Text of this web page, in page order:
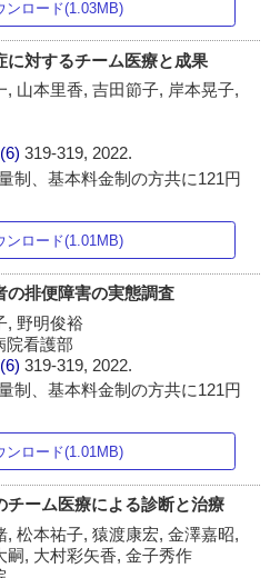
ンロード(1.03MB)
に対するチーム医療と成果
山本里香, 吉田節子, 岸本晃子,
319-319, 2022.
制、基本料金制の方共に121円
ンロード(1.01MB)
の排便障害の実態調査
, 野明俊裕
院看護部
319-319, 2022.
制、基本料金制の方共に121円
ンロード(1.01MB)
チーム医療による診断と治療
松本祐子, 猿渡康宏, 金澤嘉昭,
嗣, 大村彩矢香, 金子秀作